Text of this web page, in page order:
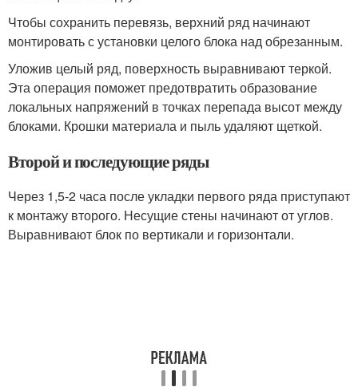
Чтобы сохранить перевязь, верхний ряд начинают
монтировать с установки целого блока над обрезанным.
Уложив целый ряд, поверхность выравнивают теркой.
Эта операция поможет предотвратить образование
локальных напряжений в точках перепада высот между
блоками. Крошки материала и пыль удаляют щеткой.
Второй и последующие ряды
Через 1,5-2 часа после укладки первого ряда приступают
к монтажу второго. Несущие стены начинают от углов.
Выравнивают блок по вертикали и горизонтали.